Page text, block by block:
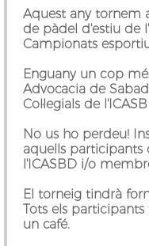
Aquest any tornem
de pàdel d'estiu de
Campionats
Enguany un cop
Advocacia de
Col·legials de
No us ho perdeu!
aquells participants
l'ICASBD i/o
El torneig tindrà
Tots els
un café.